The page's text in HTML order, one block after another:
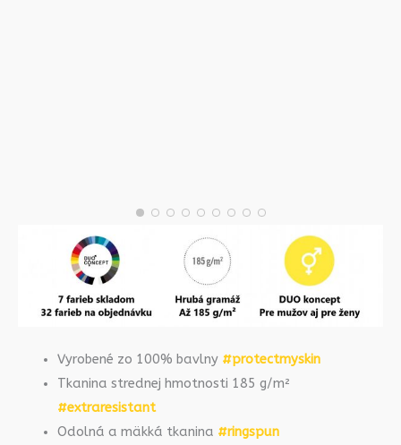
Vyrobené zo 100% bavlny #protectmyskin
Tkanina strednej hmotnosti 185 g/m²
#extraresistant
Odolná a mäkká tkanina #ringspun